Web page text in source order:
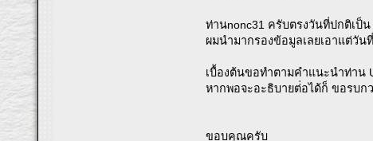
ท่านnonc31 ครับตรงวันที่ปกติเป็
ผมนำมากรองข้อมูลเลยเอาแต่วั
เบื้องต้นขอทำตามคำแนะนำท่าน
หากพอจะอะธิบายต่่อได้ก็ ขอรบก
ขอบคุณครับ